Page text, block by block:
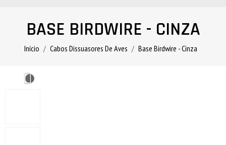
BASE BIRDWIRE - CINZA
Início Cabos Dissuasores De Aves Base Birdwire - Cinza